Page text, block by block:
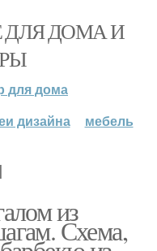
ДЛЯ ДОМА И
для дома
дизайна мебель
из
Схема,